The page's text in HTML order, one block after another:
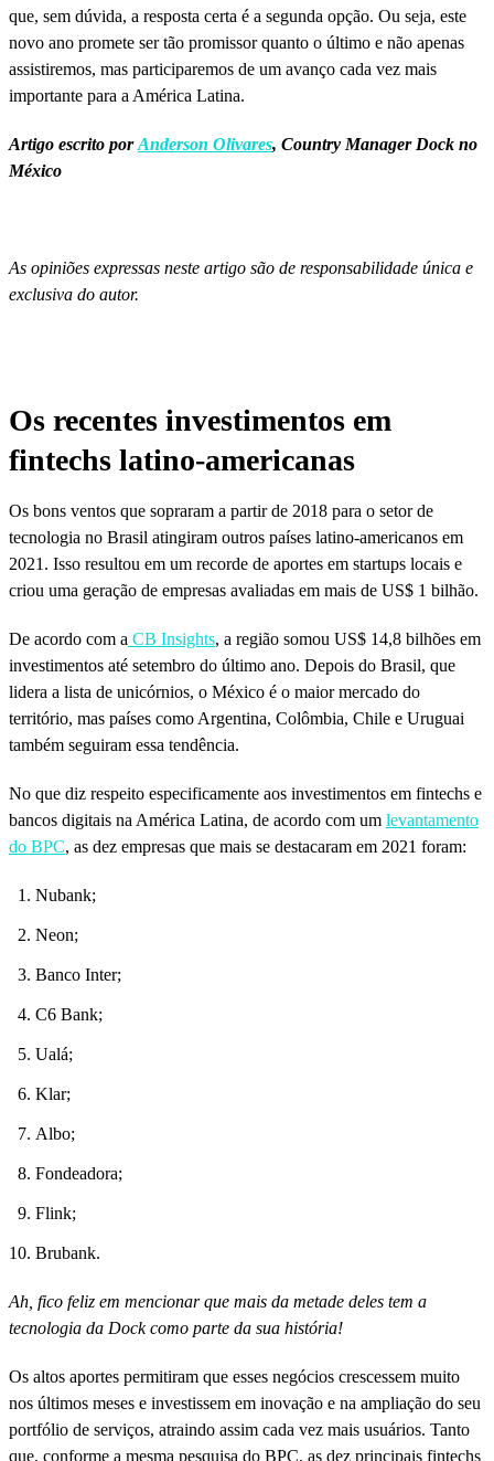
que, sem dúvida, a resposta certa é a segunda opção. Ou seja, este
novo ano promete ser tão promissor quanto o último e não apenas
assistiremos, mas participaremos de um avanço cada vez mais
importante para a América Latina.
Artigo escrito porAnderson Olivares, Country Manager Dock no
México
As opiniões expressas neste artigo são de responsabilidade única e
exclusiva do autor.
Os recentes investimentos em
fintechs latino-americanas
Os bons ventos que sopraram a partir de 2018 para o setor de
tecnologia no Brasil atingiram outros países latino-americanos em
2021. Isso resultou em um recorde de aportes em startups locais e
criou uma geração de empresas avaliadas em mais de US$ 1 bilhão.
De acordo com a CB Insights, a região somou US$ 14,8 bilhões em
investimentos até setembro do último ano. Depois do Brasil, que
lidera a lista de unicórnios, o México é o maior mercado do
território, mas países como Argentina, Colômbia, Chile e Uruguai
também seguiram essa tendência.
No que diz respeito especificamente aos investimentos em fintechs e
bancos digitais na América Latina, de acordo com um levantamento
do BPC, as dez empresas que mais se destacaram em 2021 foram:
Nubank;
Neon;
Banco Inter;
C6 Bank;
Ualá;
Klar;
Albo;
Fondeadora;
Flink;
Brubank.
Ah, fico feliz em mencionar que mais da metade deles tem a
tecnologia da Dock como parte da sua história!
Os altos aportes permitiram que esses negócios crescessem muito
nos últimos meses e investissem em inovação e na ampliação do seu
portfólio de serviços, atraindo assim cada vez mais usuários. Tanto
que, conforme a mesma pesquisa do BPC, as dez principais fintechs